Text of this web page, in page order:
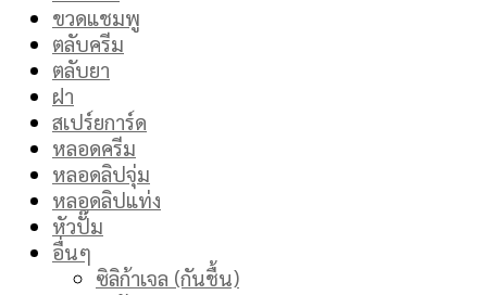
ขวดแชมพู
ตลับครีม
ตลับยา
ฝา
สเปร์ยการ์ด
หลอดครีม
หลอดลิปจุ่ม
หลอดลิปแท่ง
หัวปั๊ม
อื่นๆ
ซิลิก้าเจล (กันชื้น)